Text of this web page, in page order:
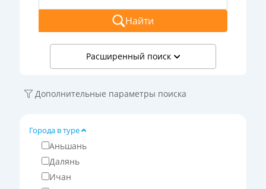
Найти
Расширенный поиск
Дополнительные параметры поиска
Города в туре
Аньшань
Далянь
Ичан